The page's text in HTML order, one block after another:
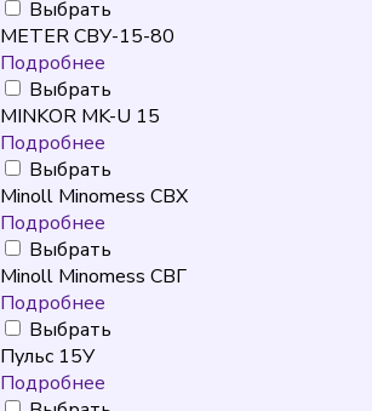
Выбрать
METER СВУ-15-80
Подробнее
Выбрать
MINKOR MK-U 15
Подробнее
Выбрать
Minoll Minomess СВХ
Подробнее
Выбрать
Minoll Minomess СВГ
Подробнее
Выбрать
Пульс 15У
Подробнее